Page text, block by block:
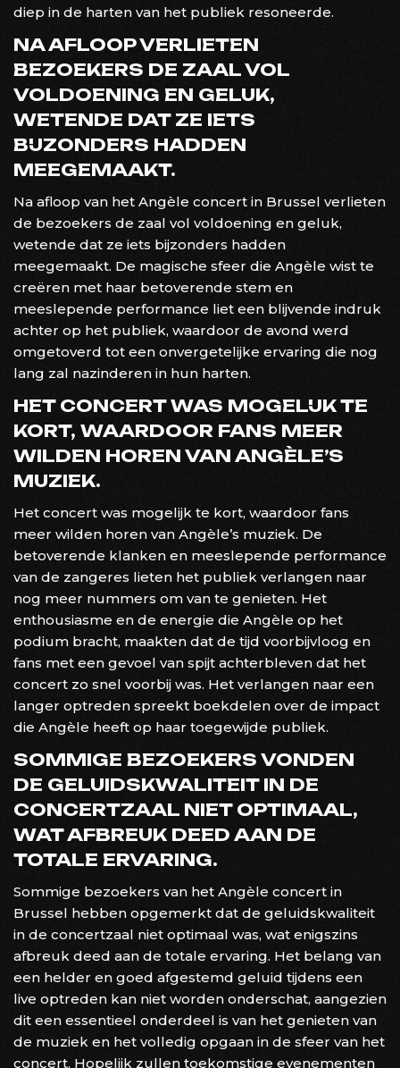
diep in de harten van het publiek resoneerde.
NA AFLOOP VERLIETEN
BEZOEKERS DE ZAAL VOL
VOLDOENING EN GELUK,
WETENDE DAT ZE IETS
BIJZONDERS HADDEN
MEEGEMAAKT.
Na afloop van het Angèle concert in Brussel verlieten
de bezoekers de zaal vol voldoening en geluk,
wetende dat ze iets bijzonders hadden
meegemaakt. De magische sfeer die Angèle wist te
creëren met haar betoverende stem en
meeslepende performance liet een blijvende indruk
achter op het publiek, waardoor de avond werd
omgetoverd tot een onvergetelijke ervaring die nog
lang zal nazinderen in hun harten.
HET CONCERT WAS MOGELIJK TE
KORT, WAARDOOR FANS MEER
WILDEN HOREN VAN ANGÈLE’S
MUZIEK.
Het concert was mogelijk te kort, waardoor fans
meer wilden horen van Angèle’s muziek. De
betoverende klanken en meeslepende performance
van de zangeres lieten het publiek verlangen naar
nog meer nummers om van te genieten. Het
enthousiasme en de energie die Angèle op het
podium bracht, maakten dat de tijd voorbijvloog en
fans met een gevoel van spijt achterbleven dat het
concert zo snel voorbij was. Het verlangen naar een
langer optreden spreekt boekdelen over de impact
die Angèle heeft op haar toegewijde publiek.
SOMMIGE BEZOEKERS VONDEN
DE GELUIDSKWALITEIT IN DE
CONCERTZAAL NIET OPTIMAAL,
WAT AFBREUK DEED AAN DE
TOTALE ERVARING.
Sommige bezoekers van het Angèle concert in
Brussel hebben opgemerkt dat de geluidskwaliteit
in de concertzaal niet optimaal was, wat enigszins
afbreuk deed aan de totale ervaring. Het belang van
een helder en goed afgestemd geluid tijdens een
live optreden kan niet worden onderschat, aangezien
dit een essentieel onderdeel is van het genieten van
de muziek en het volledig opgaan in de sfeer van het
concert. Hopelijk zullen toekomstige evenementen